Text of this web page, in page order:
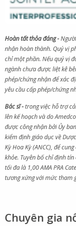
Hoàn tất thỏa đáng -
nhận hoàn thành. Quý vị
chỉ một phần. Nếu quý vị
ngành chưa được liệt kê
phép/chứng nhận để xác
yêu cầu cấp phép/chứng
Bác sĩ -trong việc hỗ trợ
lên kế hoạch và do
được công nhận bởi Ủy
kiểm định giáo dục về
Kỳ Hoa Kỳ (ANCC), để
khỏe. Tuyên bố chỉ định
tối đa là 1,00 AMA PRA
tương xứng với mức tham
Chuyên gia